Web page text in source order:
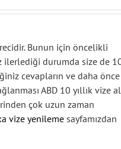
Bunun için öncelikli
ilerlediği durumda size de
cevapların ve daha önce
ABD 10 yıllık vize
çok uzun zaman
vize yenileme sayfamızdan